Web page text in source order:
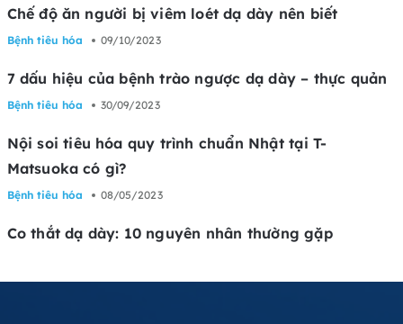
Chế độ ăn người bị viêm loét dạ dày nên biết
Bệnh tiêu hóa 09/10/2023
7 dấu hiệu của bệnh trào ngược dạ dày – thực quản
Bệnh tiêu hóa 30/09/2023
Nội soi tiêu hóa quy trình chuẩn Nhật tại T-
Matsuoka có gì?
Bệnh tiêu hóa 08/05/2023
Co thắt dạ dày: 10 nguyên nhân thường gặp